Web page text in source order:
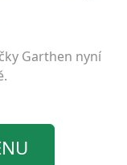
Garthen nyní